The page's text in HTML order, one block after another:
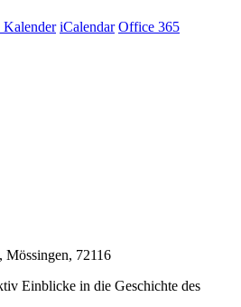
Kalender iCalendar Office 365
Mössingen, 72116
Einblicke in die Geschichte des